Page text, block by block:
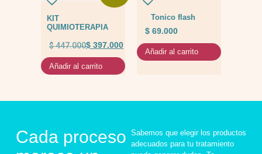
KIT
QUIMIOTERAPIA
$447.000$ 397.000
Añadir al carrito
Tonico flash
$ 69.000
Añadir al carrito
Cada proceso Sabemos que elegir los productos
adecuados para tu tratamiento